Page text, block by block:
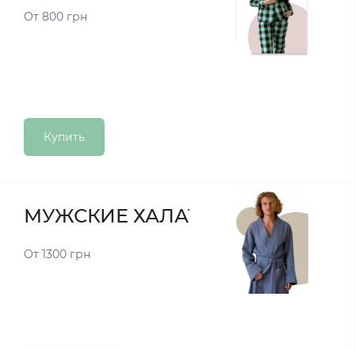
От 800 грн
Купить
МУЖСКИЕ ХАЛАТЫ
От 1300 грн